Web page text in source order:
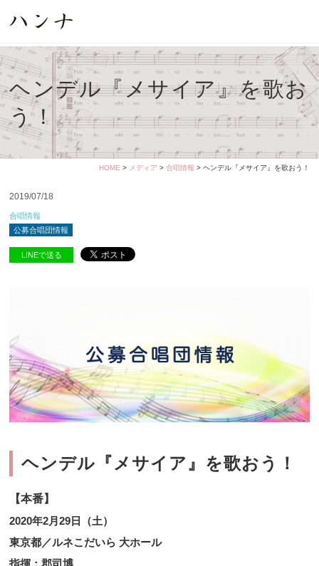
ヘンデル『メサイア』を歌お
う！
HOME > メディア > 合唱情報 > ヘンデル『メサイア』を歌おう！
2019/07/18
合唱情報
公募合唱団情報
LINEで送る
ヘンデル『メサイア』を歌おう！
【本番】
2020年2月29日（土）
東京都／ルネこだいら 大ホール